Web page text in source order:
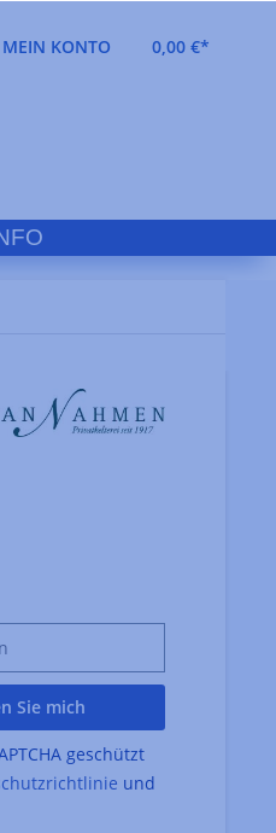
MEIN KONTO
0,00 €*
Sie mich
geschützt
und